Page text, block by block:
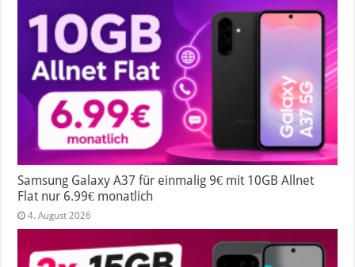
Samsung Galaxy A37 für einmalig 9€ mit 10GB Allnet
Flat nur 6.99€ monatlich
4. August 2026